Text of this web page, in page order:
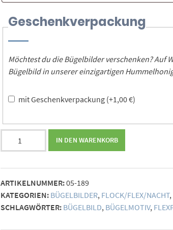
Geschenkverpackung
Möchtest du die Bügelbilder verschenken? Auf
Bügelbild in unserer einzigartigen
mit Geschenkverpackung (+1,00€)
summer
the
city
Menge
IN DEN WARENKORB
ARTIKELNUMMER:05-189
KATEGORIEN: BÜGELBILDER, FLOCK/FLEX/NACHT,
SCHLAGWÖRTER: BÜGELBILD, BÜGELMOTIV,